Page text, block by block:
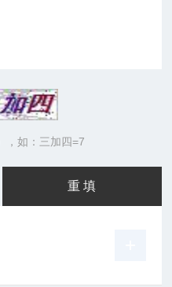
，如：三加四=7